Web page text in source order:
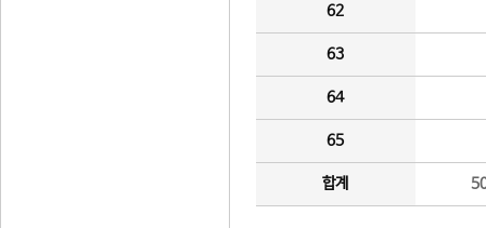
62
63
64
65
합계